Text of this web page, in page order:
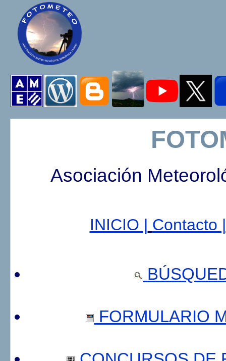
Asociación
INICIO | Contacto |
FORMULARIO